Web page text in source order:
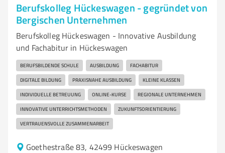
Berufskolleg Hückeswagen - gegründet von
Bergischen Unternehmen
Berufskolleg Hückeswagen - Innovative Ausbildung
und Fachabitur in Hückeswagen
BERUFSBILDENDE SCHULE AUSBILDUNG FACHABITUR
DIGITALE BILDUNG PRAXISNAHE AUSBILDUNG KLEINE KLASSEN
INDIVIDUELLE BETREUUNG ONLINE-KURSE REGIONALE UNTERNEHMEN
INNOVATIVE UNTERRICHTSMETHODEN ZUKUNFTSORIENTIERUNG
VERTRAUENSVOLLE ZUSAMMENARBEIT
Goethestraße 83, 42499 Hückeswagen